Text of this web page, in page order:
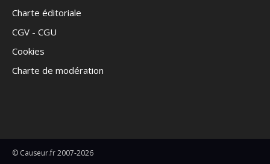
Charte éditoriale
CGV - CGU
Cookies
Charte de modération
© Causeur.fr 2007-2026